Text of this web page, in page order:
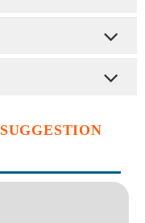
SUGGESTION